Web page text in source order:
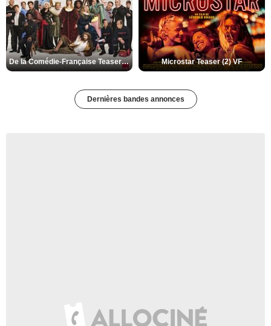
De la Comédie-Française Teaser (3) VF Microstar Teaser (2) VF
Dernières bandes annonces